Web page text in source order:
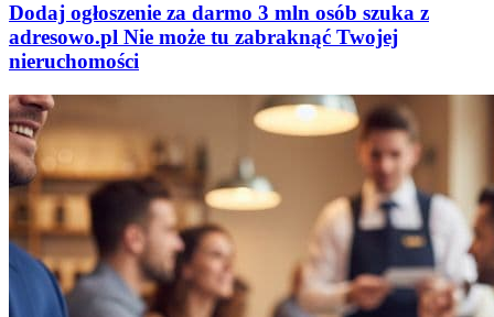
Dodaj ogłoszenie za darmo 3 mln osób szuka z
adresowo.pl Nie może tu zabraknąć Twojej
nieruchomości